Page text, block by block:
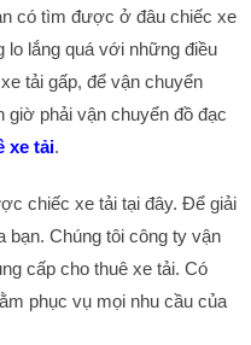
có tìm được ở đâu chiếc xe
lo lắng quá với những điều
tải gấp, để vận chuyển
giờ phải vận chuyển đồ đạc
xe tải.
chiếc xe tải tại đây. Để giải
bạn. Chúng tôi công ty vận
cấp cho thuê xe tải. Có
phục vụ mọi nhu cầu của